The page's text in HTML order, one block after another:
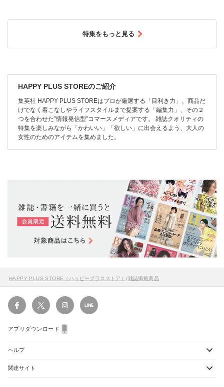
特集をもっと見る
HAPPY PLUS STOREのご紹介
集英社 HAPPY PLUS STOREはプロが厳選する「目利き力」、商品だ
けでなく着こなしやライフスタイルまで提案する「編集力」、その２
つを合わせた”情報発信型”コマースメディアです。 雑誌クオリティの
特集を楽しみながら「かわいい」「欲しい」に出会えるよう、大人の
女性のためのアイテムを集めました。
HAPPY PLUS STORE（ハッピープラスストア）/雑誌掲載商品
アプリダウンロード
ヘルプ
ショッピングガイド
関連サイト